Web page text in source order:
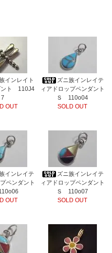
インレイト
ント 110J4
7
OUT
ズニ族インレイテ
ィアドロップペンダント
Ｓ 110o04
SOLD OUT
インレイテ
ペンダント
OUT
ズニ族インレイテ
ィアドロップペンダント
Ｓ 110o07
SOLD OUT